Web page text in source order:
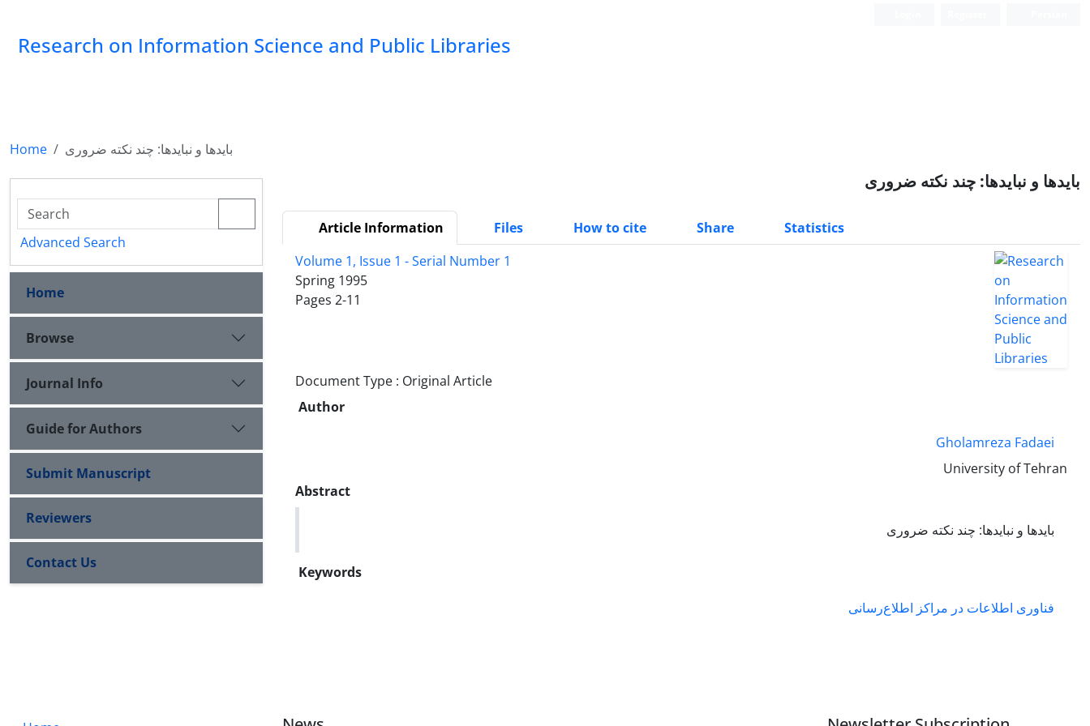
Research on Information Science and Public Libraries
Home بایدها و نبایدها: چند نکته ضروری
بایدها و نبایدها: چند نکته ضروری
Article Information Files How to cite Share
Statistics
Volume 1, Issue 1 - Serial Number 1
Spring 1995
Pages 2-11
Document Type : Original Article
Author
Gholamreza Fadaei
University of Tehran
Abstract
بایدها و نبایدها: چند نکته ضروری
Keywords
فناوری اطلاعات در مراکز اطلاع‌رسانی
Advanced Search
Home
Browse
Journal Info
Guide for Authors
Submit Manuscript
Reviewers
Contact Us